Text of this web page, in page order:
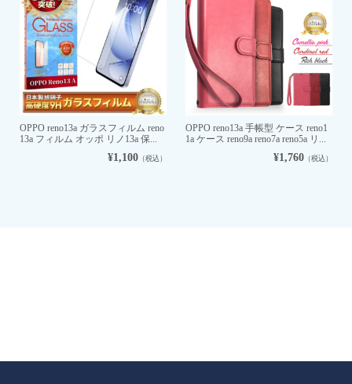
OPPO reno13a ガラスフィルム reno
13a フィルム オッポ リノ13a 保...
¥1,100（税込）
OPPO reno13a 手帳型 ケース reno1
1a ケース reno9a reno7a reno5a リ...
¥1,760 （税込）